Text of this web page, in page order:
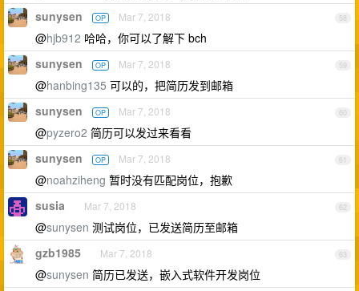
58
sunysen OP Mar 7, 2018
@hjb912 哈哈，你可以了解下 bch
59
sunysen OP Mar 7, 2018
@hanbing135 可以的，把简历发到邮箱
60
sunysen OP Mar 7, 2018
@pyzero2 简历可以发过来看看
61
sunysen OP Mar 7, 2018
@noahziheng 暂时没有匹配岗位，抱歉
62
susia Mar 7, 2018
@sunysen 测试岗位，已发送简历至邮箱
63
gzb1985 Mar 7, 2018
@sunysen 简历已发送，嵌入式软件开发岗位